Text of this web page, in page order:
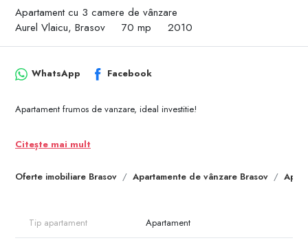
Apartament cu 3 camere de vânzare
Aurel Vlaicu, Brasov
70 mp 2010
Oferte imobiliare Brasov Apartamente de vânzare Brasov
WhatsApp Facebook
Apartament frumos de vanzare, ideal investitie!
Citește mai mult
Tip apartament Apartament